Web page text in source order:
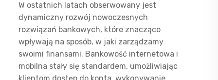
W ostatnich latach obserwowany jest
dynamiczny rozwój nowoczesnych
rozwiązań bankowych, które znacząco
wpływają na sposób, w jaki zarządzamy
swoimi finansami. Bankowość internetowa i
mobilna stały się standardem, umożliwiając